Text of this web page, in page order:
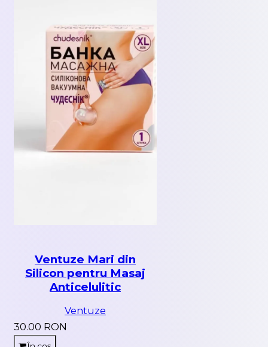
Ventuze Mari din
Silicon pentru Masaj
Anticelulitic
Ventuze
30.00 RON